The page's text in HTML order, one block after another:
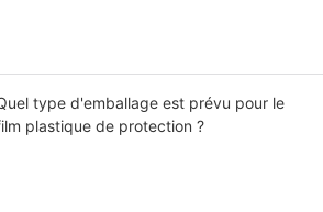
type d'emballage est prévu pour le
plastique de protection ?